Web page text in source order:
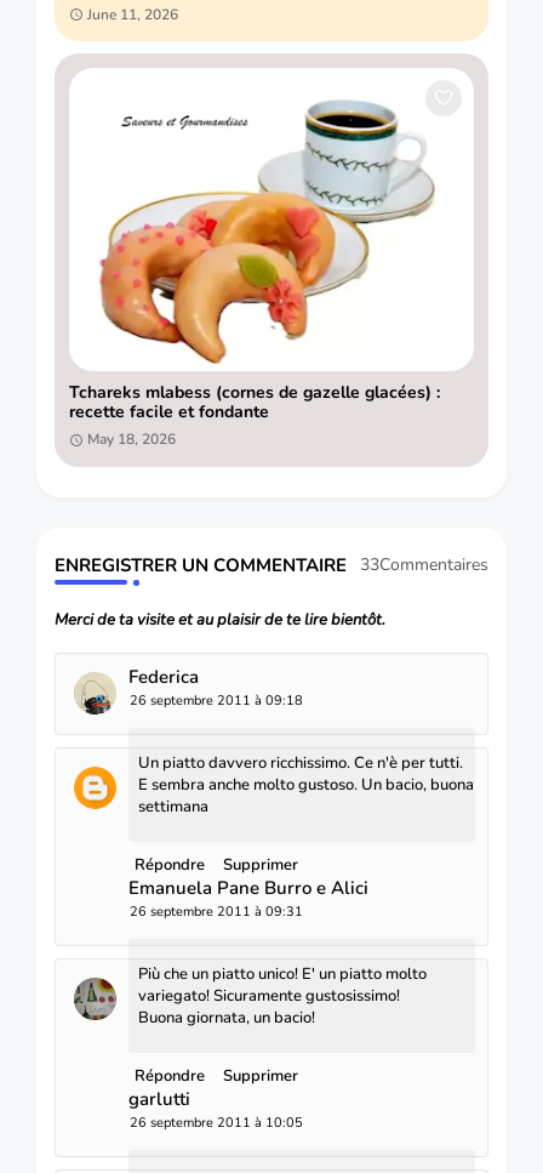
June 11, 2026
Tchareks mlabess (cornes de gazelle glacées) :
recette facile et fondante
May 18, 2026
ENREGISTRER UN COMMENTAIRE 33Commentaires
Merci de ta visite et au plaisir de te lire bientôt.
Federica
26 septembre 2011 à 09:18
Un piatto davvero ricchissimo. Ce n'è per tutti.
E sembra anche molto gustoso. Un bacio, buona
settimana
Répondre Supprimer
Emanuela Pane Burro e Alici
26 septembre 2011 à 09:31
Più che un piatto unico! E' un piatto molto
variegato! Sicuramente gustosissimo!
Buona giornata, un bacio!
Répondre Supprimer
garlutti
26 septembre 2011 à 10:05